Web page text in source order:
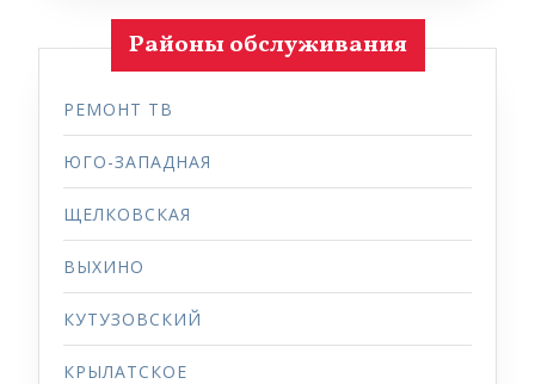
Районы обслуживания
РЕМОНТ ТВ
ЮГО-ЗАПАДНАЯ
ЩЕЛКОВСКАЯ
ВЫХИНО
КУТУЗОВСКИЙ
КРЫЛАТСКОЕ